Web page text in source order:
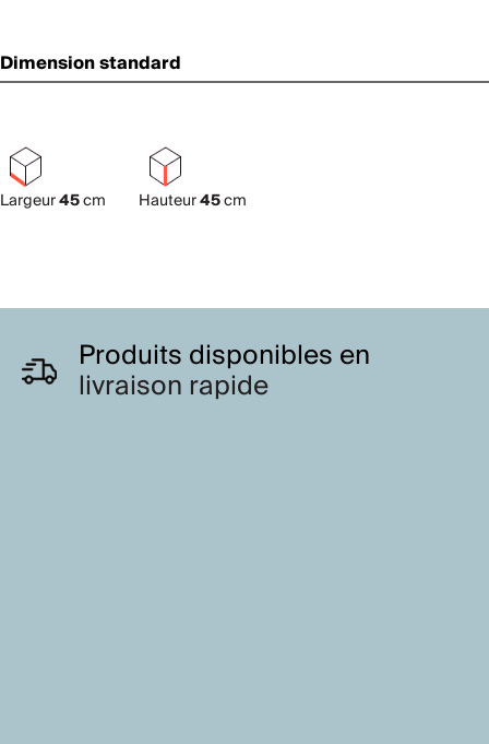
Dimension standard
Largeur45cm Hauteur45cm
Produits disponibles en
livraison rapide